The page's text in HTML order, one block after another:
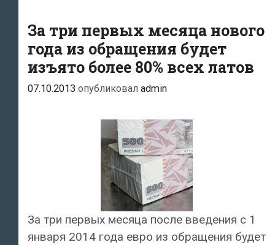
За три первых месяца нового
года из обращения будет
изъято более 80% всех латов
07.10.2013 опубликовал admin
За три первых месяца после введения с 1
января 2014 года евро из обращения будет